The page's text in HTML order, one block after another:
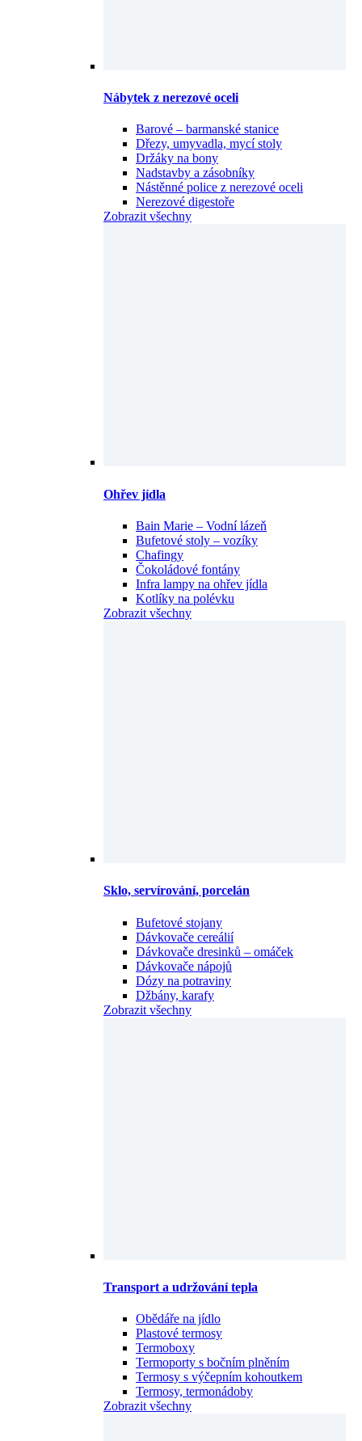
Nábytek z nerezové oceli
Barové – barmanské stanice
Dřezy, umyvadla, mycí stoly
Držáky na bony
Nadstavby a zásobníky
Nástěnné police z nerezové oceli
Nerezové digestoře
Zobrazit všechny
Ohřev jídla
Bain Marie – Vodní lázeň
Bufetové stoly – vozíky
Chafingy
Čokoládové fontány
Infra lampy na ohřev jídla
Kotlíky na polévku
Zobrazit všechny
Sklo, servírování, porcelán
Bufetové stojany
Dávkovače cereálií
Dávkovače dresinků – omáček
Dávkovače nápojů
Dózy na potraviny
Džbány, karafy
Zobrazit všechny
Transport a udržování tepla
Obědáře na jídlo
Plastové termosy
Termoboxy
Termoporty s bočním plněním
Termosy s výčepním kohoutkem
Termosy, termonádoby
Zobrazit všechny